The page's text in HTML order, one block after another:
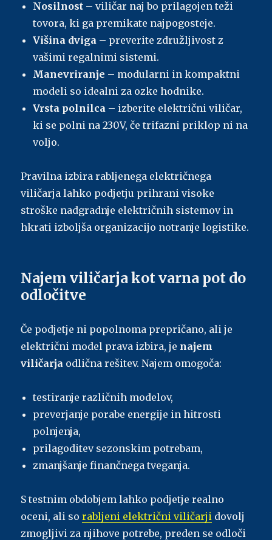
Nosilnost – viličar naj bo prilagojen teži
tovora, ki ga premikate najpogosteje.
Višina dviga – preverite združljivost z
vašimi regalnimi sistemi.
Manevriranje – modularni in kompaktni
modeli so idealni za ozke hodnike.
Vrsta polnilca – izberite električni viličar,
ki se polni na 230V, če trifazni priklop ni na
voljo.
Pravilna izbira rabljenega električnega
viličarja lahko podjetju prihrani visoke
stroške nadgradnje električnih sistemov in
hkrati izboljša organizacijo notranje logistike.
Najem viličarja kot varna pot do
odločitve
Če podjetje ni popolnoma prepričano, ali je
električni model prava izbira, je najem
viličarja odlična rešitev. Najem omogoča:
testiranje različnih modelov,
preverjanje porabe energije in hitrosti
polnjenja,
prilagoditev sezonskim potrebam,
zmanjšanje finančnega tveganja.
S testnim obdobjem lahko podjetje realno
oceni, ali sorabljeni električni viličarji dovolj
zmogljivi za njihove potrebe, preden se odloči